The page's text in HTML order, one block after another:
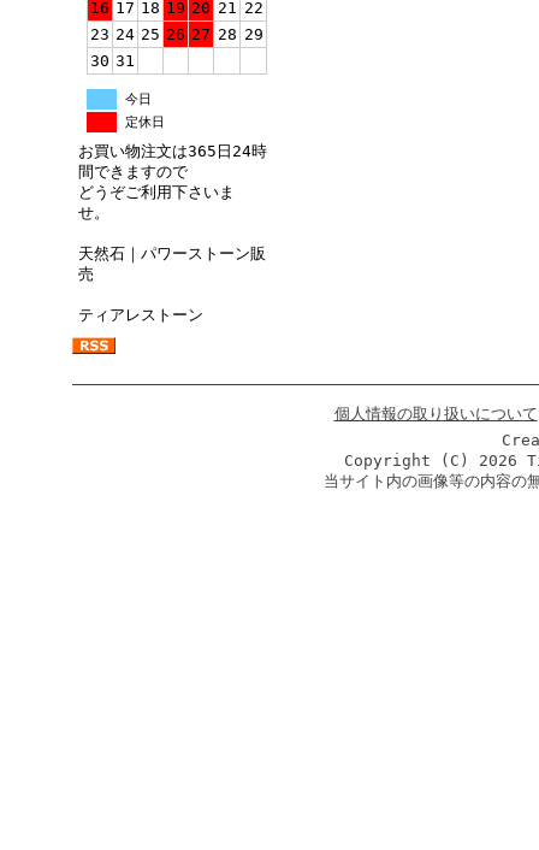
16 17 18 19 20 21 22
23 24 25 26 27 28 29
30 31
今日
定休日
お買い物注文は365日24時
間できますので
どうぞご利用下さいま
せ。
天然石｜パワーストーン販
売
ティアレストーン
個人情報の取り扱いについて
Copyright (C) 2026
当サイト内の画像等の内容の